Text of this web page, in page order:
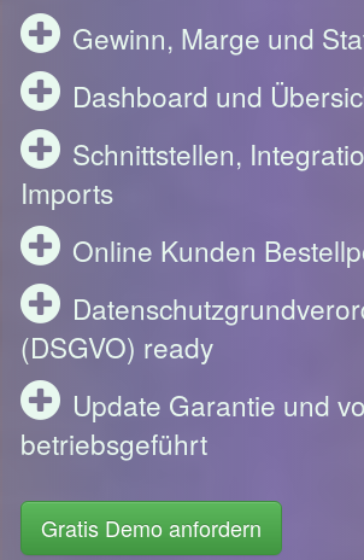
Gewinn, Marge und
Dashboard und
Schnittstellen,
Imports
Online Kunden
(DSGVO) ready
Update Garantie und
betriebsgeführt
Gratis Demo anfordern